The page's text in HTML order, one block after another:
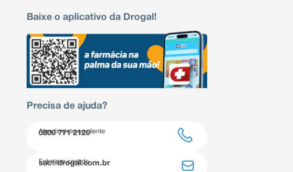
Baixe o aplicativo da Drogal!
Precisa de ajuda?
Atendimento ao cliente
0800 771 2120
Entre em contato
sac@drogal.com.br